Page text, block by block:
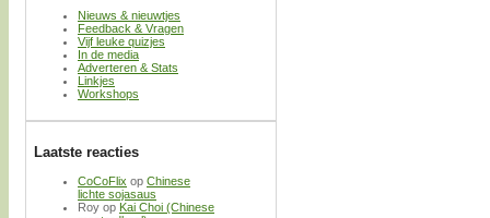
Nieuws & nieuwtjes
Feedback & Vragen
Vijf leuke quizjes
In de media
Adverteren & Stats
Linkjes
Workshops
Laatste reacties
CoCoFlix op Chinese
lichte sojasaus
Roy op Kai Choi (Chinese